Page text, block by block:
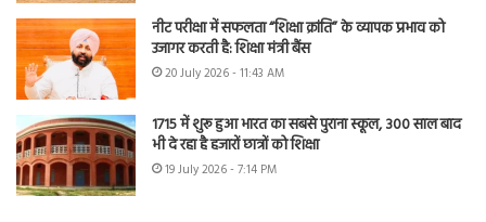
नीट परीक्षा में सफलता “शिक्षा क्रांति” के व्यापक प्रभाव को
उजागर करती है: शिक्षा मंत्री बैंस
20 July 2026 - 11:43 AM
1715 में शुरू हुआ भारत का सबसे पुराना स्कूल, 300 साल बाद
भी दे रहा है हजारों छात्रों को शिक्षा
19 July 2026 - 7:14 PM